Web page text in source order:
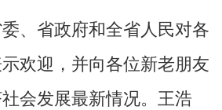
省政府和全省人民对各
欢迎，并向各位新老朋友
会发展最新情况。王浩